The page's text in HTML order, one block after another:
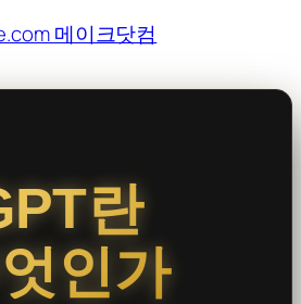
메이크닷컴
란
인가